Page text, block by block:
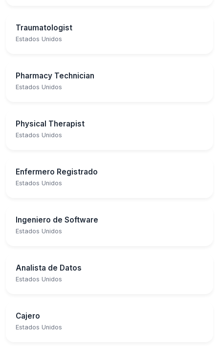
Traumatologist
Estados Unidos
Pharmacy Technician
Estados Unidos
Physical Therapist
Estados Unidos
Enfermero Registrado
Estados Unidos
Ingeniero de Software
Estados Unidos
Analista de Datos
Estados Unidos
Cajero
Estados Unidos